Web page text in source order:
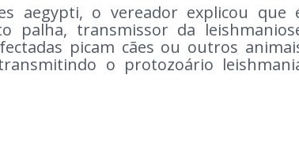
aegypti, o vereador explicou que
palha, transmissor da
picam cães ou outros
o protozoário